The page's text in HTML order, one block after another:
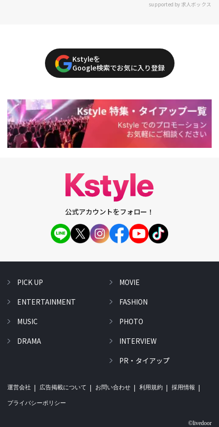
supported by 求人ボックス
Kstyleを
Google検索でお気に入り登録
公式アカウントをフォロー！
PICK UP
ENTERTAINMENT
MUSIC
DRAMA
MOVIE
FASHION
PHOTO
INTERVIEW
PR・タイアップ
運営会社 広告掲載について お問い合わせ 利用規約 採用情報
プライバシーポリシー
©livedoor